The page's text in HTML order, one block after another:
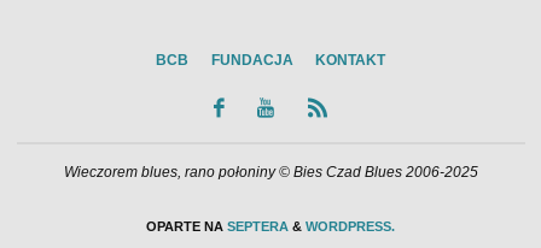
BCB FUNDACJA KONTAKT
Wieczorem blues, rano połoniny © Bies Czad Blues 2006-2025
OPARTE NA SEPTERA & WORDPRESS.